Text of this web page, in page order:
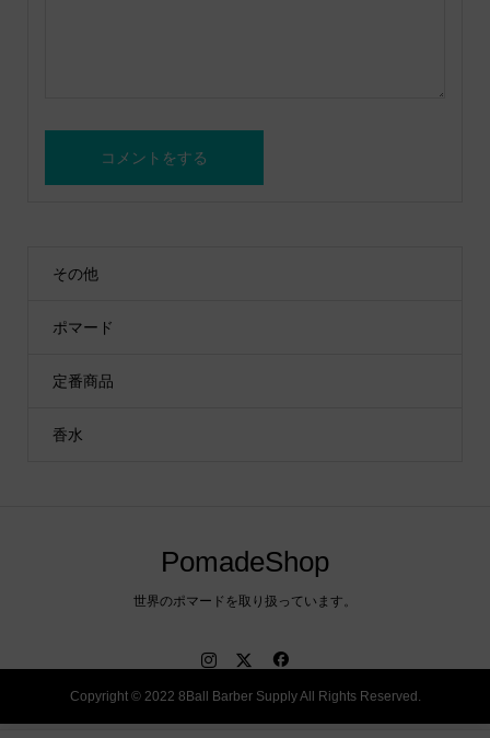
その他
ポマード
定番商品
香水
PomadeShop
世界のポマードを取り扱っています。
Copyright © 2022 8Ball Barber Supply All Rights Reserved.